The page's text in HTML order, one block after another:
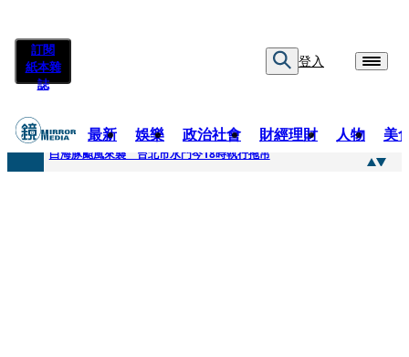
訂閱
紙本雜
誌
登入
最新 娛樂 政治社會 財經理財 人物 美
快訊
白海豚颱風來襲 台北市水門今18時執行拖吊